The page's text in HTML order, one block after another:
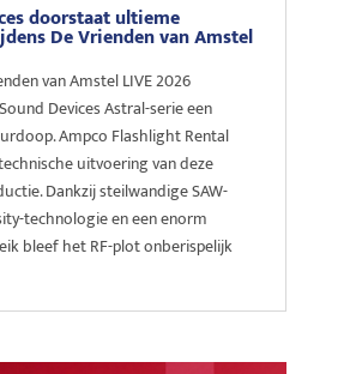
doorstaat ultieme
De Vrienden van Amstel
van Amstel LIVE 2026
Devices Astral-serie een
Ampco Flashlight Rental
uitvoering van deze
Dankzij steilwandige SAW-
technologie en een enorm
bleef het RF-plot onberispelijk